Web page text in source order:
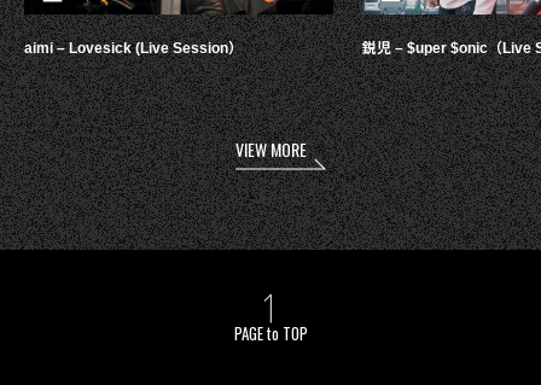
aimi – Lovesick (Live Session） 鋭児 – $uper $onic（Live
VIEW MORE
PAGE to TOP